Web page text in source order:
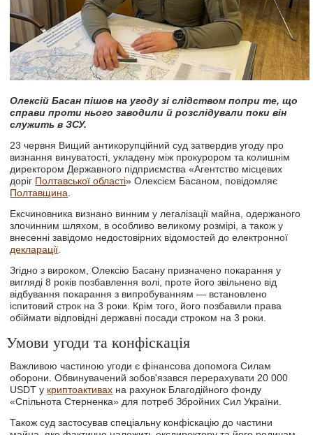
Олексій Басан пішов на угоду зі слідством попри те, що
справи проти нього заводили й розслідували поки він
служить в ЗСУ.
23 червня Вищий антикорупційний суд затвердив угоду про
визнання винуватості, укладену між прокурором та колишнім
директором Державного підприємства «Агентство місцевих
доріг Полтавської області» Олексієм Басаном, повідомляє
Полтавщина
Ексчиновника визнано винним у легалізації майна, одержаного
злочинним шляхом, в особливо великому розмірі, а також у
внесенні завідомо недостовірних відомостей до електронної
декларації
Згідно з вироком, Олексію Басану призначено покарання у
вигляді 8 років позбавлення волі, проте його звільнено від
відбування покарання з випробуванням — встановлено
іспитовий строк на 3 роки. Крім того, його позбавили права
обіймати відповідні державні посади строком на 3 роки.
Умови угоди та конфіскація
Важливою частиною угоди є фінансова допомога Силам
оборони. Обвинувачений зобов'язався перерахувати 20 000
USDT у криптоактивах на рахунок Благодійного фонду
«Спільнота Стерненка» для потреб Збройних Сил України.
Також суд застосував спеціальну конфіскацію до частини